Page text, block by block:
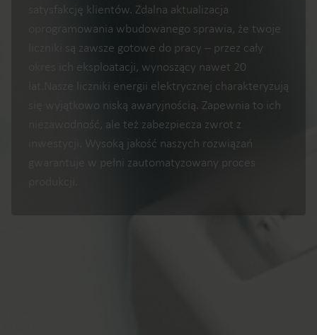
satysfakcję klientów. Zdalna aktualizacja
oprogramowania wbudowanego sprawia, że twoje
liczniki są zawsze gotowe do pracy – przez cały
okres ich eksploatacji, wynoszący nawet 20
lat.Nasze liczniki energii elektrycznej charakteryzują
się wyjątkowo niską awaryjnością. Zapewnia to ich
niezawodność, ale też zabezpiecza zwrot z
inwestycji. Wysoką jakość naszych rozwiązań
gwarantuje w pełni zautomatyzowany proces